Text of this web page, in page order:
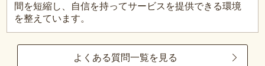
間を短縮し、自信を持ってサービスを提供できる環境
を整えています。
よくある質問一覧を見る